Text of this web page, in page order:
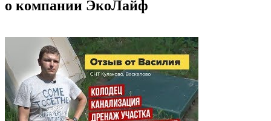
о компании ЭкоЛайф